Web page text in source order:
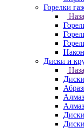
Горелки
Диски и